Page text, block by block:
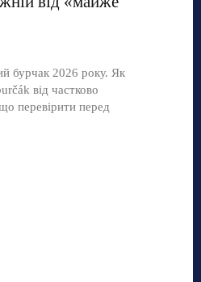
бурчак 2026 року. Як
від частково
перевірити перед